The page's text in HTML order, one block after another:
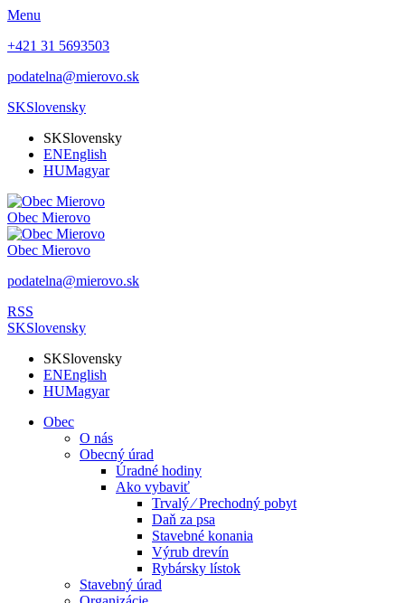
Menu
+421 31 5693503
podatelna@mierovo.sk
SKSlovensky
SKSlovensky
ENEnglish
HUMagyar
Obec Mierovo
Obec Mierovo
podatelna@mierovo.sk
RSS
SKSlovensky
SKSlovensky
ENEnglish
HUMagyar
Obec
O nás
Obecný úrad
Úradné hodiny
Ako vybaviť
Trvalý ⁄ Prechodný pobyt
Daň za psa
Stavebné konania
Výrub drevín
Rybársky lístok
Stavebný úrad